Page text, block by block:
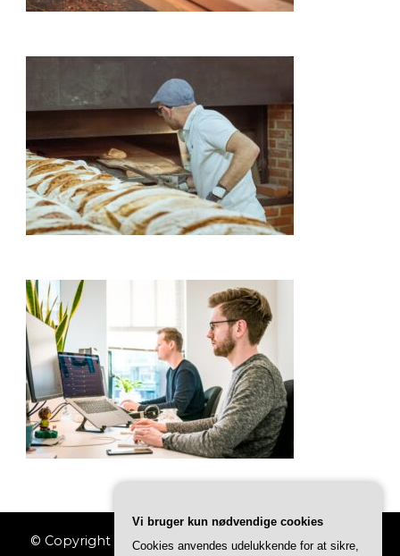
© Copyright 2026Jobkataloget. All Rights Reserved.
Vi bruger kun nødvendige cookies
Cookies anvendes udelukkende for at sikre,